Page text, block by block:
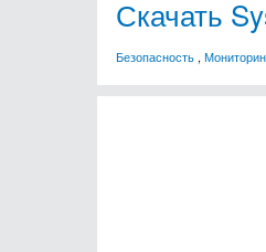
Скачать
Безопасность ,